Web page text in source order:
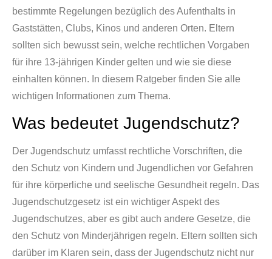
bestimmte Regelungen bezüglich des Aufenthalts in
Gaststätten, Clubs, Kinos und anderen Orten. Eltern
sollten sich bewusst sein, welche rechtlichen Vorgaben
für ihre 13-jährigen Kinder gelten und wie sie diese
einhalten können. In diesem Ratgeber finden Sie alle
wichtigen Informationen zum Thema.
Was bedeutet Jugendschutz?
Der Jugendschutz umfasst rechtliche Vorschriften, die
den Schutz von Kindern und Jugendlichen vor Gefahren
für ihre körperliche und seelische Gesundheit regeln. Das
Jugendschutzgesetz ist ein wichtiger Aspekt des
Jugendschutzes, aber es gibt auch andere Gesetze, die
den Schutz von Minderjährigen regeln. Eltern sollten sich
darüber im Klaren sein, dass der Jugendschutz nicht nur